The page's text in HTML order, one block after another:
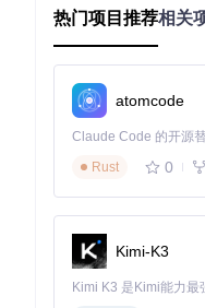
获取设备IP信息：
执行连通性测试
分析文件系统权限配置
即使网络通畅，权限
NAS共享目录的读
音乐文件的访问控
实施递进式解决
热门项目推荐相关
atomcode
Rust
0
Kimi-K3